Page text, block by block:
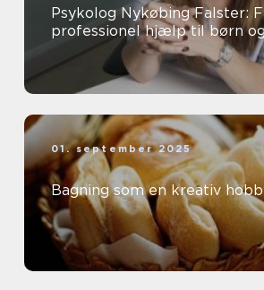
Psykolog Nykøbing Falster:
professionel hjælp til børn
01. september 2025
Bagning som en kreativ